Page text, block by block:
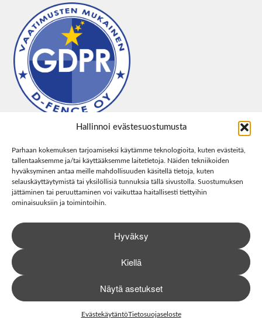
Hallinnoi evästesuostumusta
Parhaan kokemuksen tarjoamiseksi käytämme teknologioita, kuten evästeitä,
tallentaaksemme ja/tai käyttääksemme laitetietoja. Näiden tekniikoiden
hyväksyminen antaa meille mahdollisuuden käsitellä tietoja, kuten
selauskäyttäytymistä tai yksilöllisiä tunnuksia tällä sivustolla. Suostumuksen
jättäminen tai peruuttaminen voi vaikuttaa haitallisesti tiettyihin
ominaisuuksiin ja toimintoihin.
Hyväksy
Kiellä
Näytä asetukset
EvästekäytäntöTietosuojaseloste
0